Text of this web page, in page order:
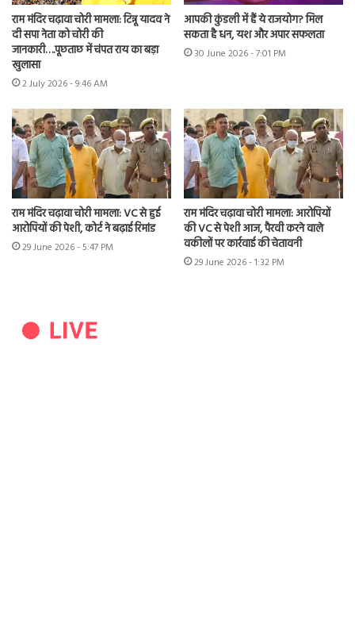
राम मंदिर चढ़ावा चोरी मामला: टिन्नू यादव ने
दी सपा नेता को चोरी की
जानकारी….पूछताछ में चंपत राय का बड़ा
खुलासा
2 July 2026 - 9:46 AM
आपकी कुंडली में हैं ये राजयोग? मिल
सकता है धन, यश और अपार सफलता
30 June 2026 - 7:01 PM
राम मंदिर चढ़ावा चोरी मामला: VC से हुई
आरोपियों की पेशी, कोर्ट ने बढ़ाई रिमांड
29 June 2026 - 5:47 PM
राम मंदिर चढ़ावा चोरी मामला: आरोपियों
की VC से पेशी आज, पैरवी करने वाले
वकीलों पर कार्रवाई की चेतावनी
29 June 2026 - 1:32 PM